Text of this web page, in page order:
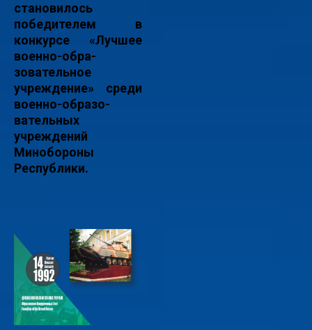
становилось
победителем в
конкурсе «Лучшее
военно-обра-
зовательное
учреждение» среди
военно-образо-
вательных
учреждений
Минобороны
Республики.